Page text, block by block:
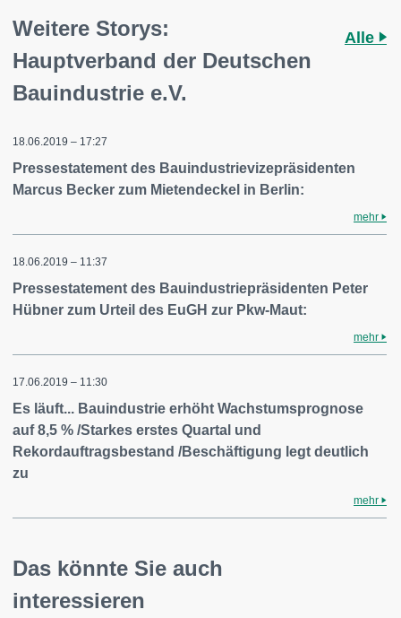
Weitere Storys:
Hauptverband der Deutschen
Bauindustrie e.V.
Alle
18.06.2019 – 17:27
Pressestatement des Bauindustrievizepräsidenten
Marcus Becker zum Mietendeckel in Berlin:
mehr
18.06.2019 – 11:37
Pressestatement des Bauindustriepräsidenten Peter
Hübner zum Urteil des EuGH zur Pkw-Maut:
mehr
17.06.2019 – 11:30
Es läuft... Bauindustrie erhöht Wachstumsprognose
auf 8,5 % /Starkes erstes Quartal und
Rekordauftragsbestand /Beschäftigung legt deutlich
zu
mehr
Das könnte Sie auch
interessieren